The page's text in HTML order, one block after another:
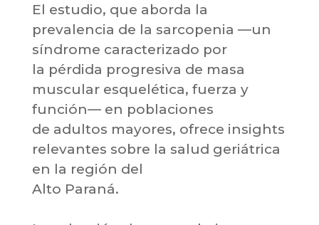
El estudio, que aborda la
prevalencia de la sarcopenia —un
síndrome caracterizado por
la pérdida progresiva de masa
muscular esquelética, fuerza y
función— en poblaciones
de adultos mayores, ofrece insights
relevantes sobre la salud geriátrica
en la región del
Alto Paraná.